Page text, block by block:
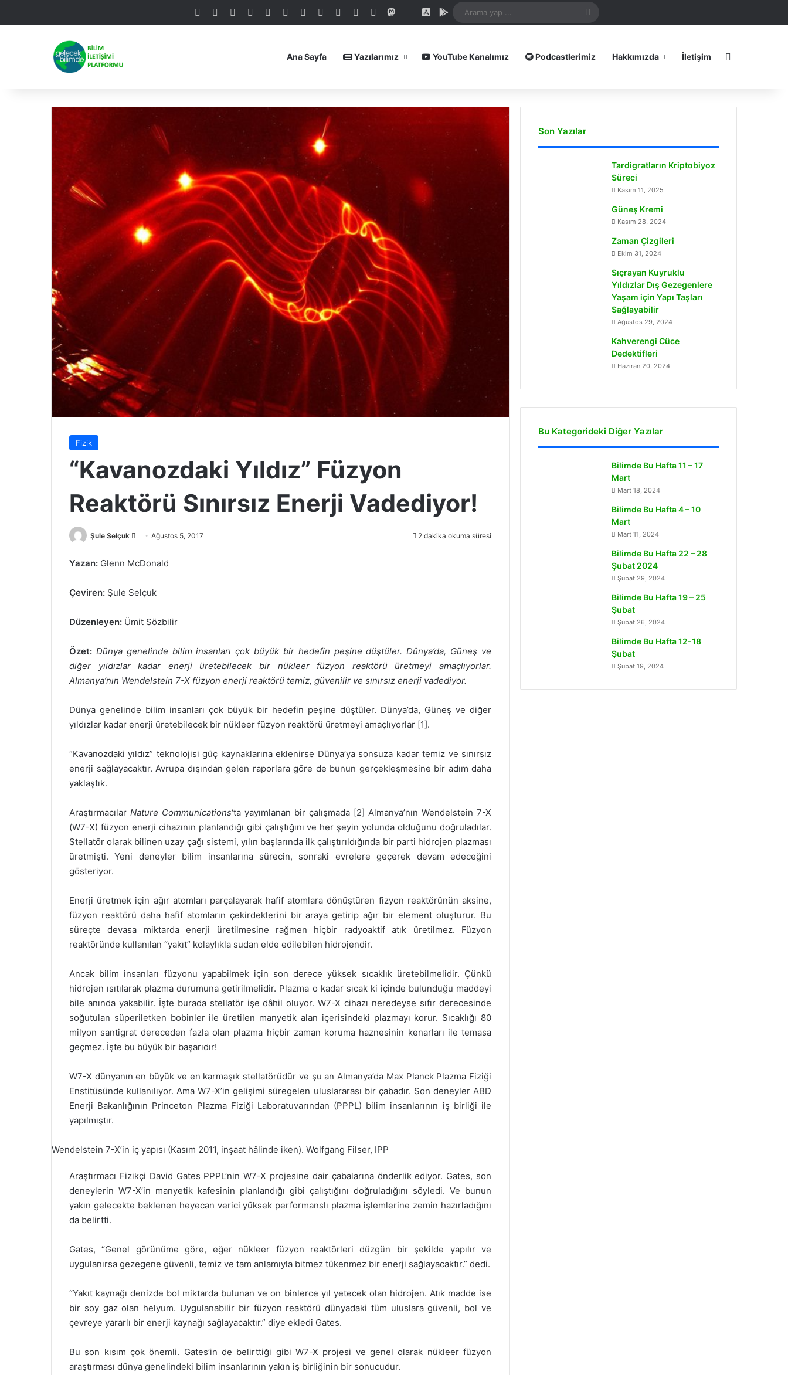
Facebook LinkedInYouTube
RedditInstagram
SpotifyTelegram
TikTokWhatsApp
PatreonMastodonBluesky
iOS Uygulamamız
Android Uygulamamız
Arama
...
Ana Sayfa Yazılarımız YouTube Kanalımız Podcastlerimiz Hakkımızda İletişim
Fizik
“Kavanozdaki Yıldız” Füzyon
Reaktörü Sınırsız Enerji Vadediyor!
Şule Selçuk
posta
Ağustos 5, 2017 2 dakika okuma süresi
Yazan: Glenn McDonald
Çeviren: Şule Selçuk
Düzenleyen: Ümit Sözbilir
Özet: Dünya genelinde bilim insanları çok büyük bir hedefin peşine düştüler. Dünya’da, Güneş ve
diğer yıldızlar kadar enerji üretebilecek bir nükleer füzyon reaktörü üretmeyi amaçlıyorlar.
Almanya’nın Wendelstein 7-X füzyon enerji reaktörü temiz, güvenilir ve sınırsız enerji vadediyor.
Dünya genelinde bilim insanları çok büyük bir hedefin peşine düştüler. Dünya’da, Güneş ve diğer
yıldızlar kadar enerji üretebilecek bir nükleer füzyon reaktörü üretmeyi amaçlıyorlar [1].
“Kavanozdaki yıldız” teknolojisi güç kaynaklarına eklenirse Dünya’ya sonsuza kadar temiz ve sınırsız
enerji sağlayacaktır. Avrupa dışından gelen raporlara göre de bunun gerçekleşmesine bir adım daha
yaklaştık.
Araştırmacılar Nature Communications‘ta yayımlanan bir çalışmada [2] Almanya’nın Wendelstein 7-X
(W7-X) füzyon enerji cihazının planlandığı gibi çalıştığını ve her şeyin yolunda olduğunu doğruladılar.
Stellatör olarak bilinen uzay çağı sistemi, yılın başlarında ilk çalıştırıldığında bir parti hidrojen plazması
üretmişti. Yeni deneyler bilim insanlarına sürecin, sonraki evrelere geçerek devam edeceğini
gösteriyor.
Enerji üretmek için ağır atomları parçalayarak hafif atomlara dönüştüren fizyon reaktörünün aksine,
füzyon reaktörü daha hafif atomların çekirdeklerini bir araya getirip ağır bir element oluşturur. Bu
süreçte devasa miktarda enerji üretilmesine rağmen hiçbir radyoaktif atık üretilmez. Füzyon
reaktöründe kullanılan “yakıt” kolaylıkla sudan elde edilebilen hidrojendir.
Ancak bilim insanları füzyonu yapabilmek için son derece yüksek sıcaklık üretebilmelidir. Çünkü
hidrojen ısıtılarak plazma durumuna getirilmelidir. Plazma o kadar sıcak ki içinde bulunduğu maddeyi
bile anında yakabilir. İşte burada stellatör işe dâhil oluyor. W7-X cihazı neredeyse sıfır derecesinde
soğutulan süperiletken bobinler ile üretilen manyetik alan içerisindeki plazmayı korur. Sıcaklığı 80
milyon santigrat dereceden fazla olan plazma hiçbir zaman koruma haznesinin kenarları ile temasa
geçmez. İşte bu büyük bir başarıdır!
W7-X dünyanın en büyük ve en karmaşık stellatörüdür ve şu an Almanya’da Max Planck Plazma Fiziği
Enstitüsünde kullanılıyor. Ama W7-X’in gelişimi süregelen uluslararası bir çabadır. Son deneyler ABD
Enerji Bakanlığının Princeton Plazma Fiziği Laboratuvarından (PPPL) bilim insanlarının iş birliği ile
yapılmıştır.
Wendelstein 7-X’in iç yapısı (Kasım 2011, inşaat hâlinde iken). Wolfgang Filser, IPP
Araştırmacı Fizikçi David Gates PPPL’nin W7-X projesine dair çabalarına önderlik ediyor. Gates, son
deneylerin W7-X’in manyetik kafesinin planlandığı gibi çalıştığını doğruladığını söyledi. Ve bunun
yakın gelecekte beklenen heyecan verici yüksek performanslı plazma işlemlerine zemin hazırladığını
da belirtti.
Gates, “Genel görünüme göre, eğer nükleer füzyon reaktörleri düzgün bir şekilde yapılır ve
uygulanırsa gezegene güvenli, temiz ve tam anlamıyla bitmez tükenmez bir enerji sağlayacaktır.” dedi.
“Yakıt kaynağı denizde bol miktarda bulunan ve on binlerce yıl yetecek olan hidrojen. Atık madde ise
bir soy gaz olan helyum. Uygulanabilir bir füzyon reaktörü dünyadaki tüm uluslara güvenli, bol ve
çevreye yararlı bir enerji kaynağı sağlayacaktır.” diye ekledi Gates.
Bu son kısım çok önemli. Gates’in de belirttiği gibi W7-X projesi ve genel olarak nükleer füzyon
araştırması dünya genelindeki bilim insanlarının yakın iş birliğinin bir sonucudur.
Son Yazılar
Tardigratların Kriptobiyoz
Süreci
Kasım 11, 2025
Güneş Kremi
Kasım 28, 2024
Zaman Çizgileri
Ekim 31, 2024
Sıçrayan Kuyruklu
Yıldızlar Dış Gezegenlere
Yaşam için Yapı Taşları
Sağlayabilir
Ağustos 29, 2024
Kahverengi Cüce
Dedektifleri
Haziran 20, 2024
Bu Kategorideki Diğer Yazılar
Bilimde Bu Hafta 11 – 17
Mart
Mart 18, 2024
Bilimde Bu Hafta 4 – 10
Mart
Mart 11, 2024
Bilimde Bu Hafta 22 – 28
Şubat 2024
Şubat 29, 2024
Bilimde Bu Hafta 19 – 25
Şubat
Şubat 26, 2024
Bilimde Bu Hafta 12-18
Şubat
Şubat 19, 2024